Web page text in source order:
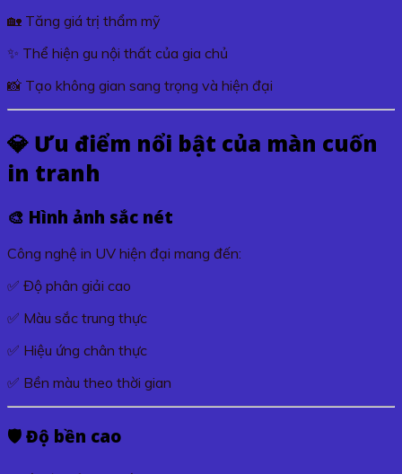
🏡 Tăng giá trị thẩm mỹ
✨ Thể hiện gu nội thất của gia chủ
📸 Tạo không gian sang trọng và hiện đại
💎 Ưu điểm nổi bật của màn cuốn
in tranh
🎨 Hình ảnh sắc nét
Công nghệ in UV hiện đại mang đến:
✅ Độ phân giải cao
✅ Màu sắc trung thực
✅ Hiệu ứng chân thực
✅ Bền màu theo thời gian
🛡️ Độ bền cao